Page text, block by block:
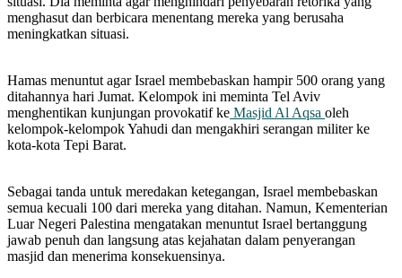
menghasut dan berbicara menentang mereka yang berusaha
meningkatkan situasi.
Hamas menuntut agar Israel membebaskan hampir 500 orang yang
ditahannya hari Jumat. Kelompok ini meminta Tel Aviv
menghentikan kunjungan provokatif ke Masjid Al Aqsa oleh
kelompok-kelompok Yahudi dan mengakhiri serangan militer ke
kota-kota Tepi Barat.
Sebagai tanda untuk meredakan ketegangan, Israel membebaskan
semua kecuali 100 dari mereka yang ditahan. Namun, Kementerian
Luar Negeri Palestina mengatakan menuntut Israel bertanggung
jawab penuh dan langsung atas kejahatan dalam penyerangan
masjid dan menerima konsekuensinya.